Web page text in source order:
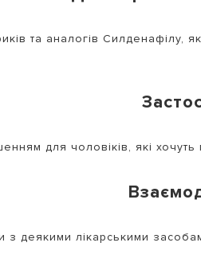
та аналогів
для чоловіків, які
з деякими лікарськими